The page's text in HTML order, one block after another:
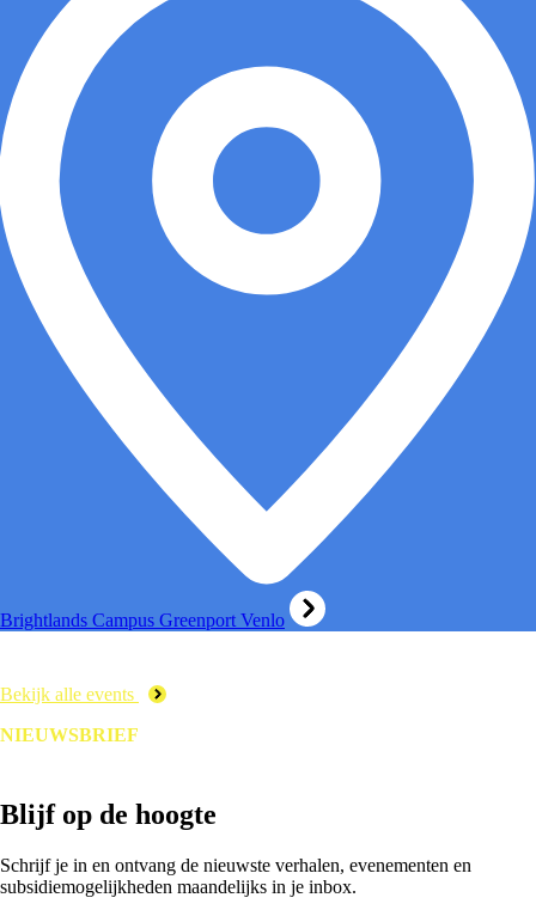
Brightlands Campus Greenport Venlo
Bekijk alle events
NIEUWSBRIEF
Blijf op de hoogte
Schrijf je in en ontvang de nieuwste verhalen, evenementen en
subsidiemogelijkheden maandelijks in je inbox.